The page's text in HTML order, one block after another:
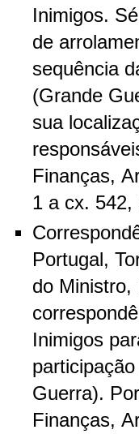
Inimigos.
de
sequência
(Grande
sua
Finanças,
1 a cx. 542,
Portugal,
do Ministro,
Inimigos
Guerra).
Finanças,